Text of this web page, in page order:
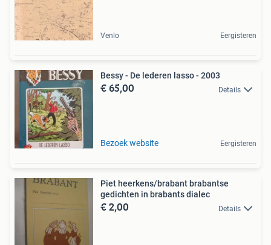
Venlo Eergisteren
Bessy - De lederen lasso - 2003
€ 65,00 Details
Bezoek website Eergisteren
Piet heerkens/brabant brabantse
gedichten in brabants dialec
€ 2,00 Details